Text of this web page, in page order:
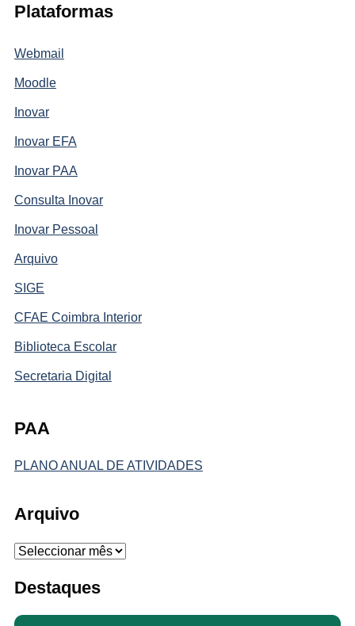
Plataformas
Webmail
Moodle
Inovar
Inovar EFA
Inovar PAA
Consulta Inovar
Inovar Pessoal
Arquivo
SIGE
CFAE Coimbra Interior
Biblioteca Escolar
Secretaria Digital
PAA
PLANO ANUAL DE ATIVIDADES
Arquivo
Arquivo
Destaques